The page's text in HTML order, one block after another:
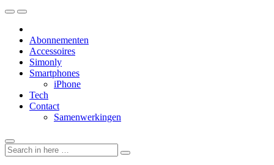
Abonnementen
Accessoires
Simonly
Smartphones
iPhone
Tech
Contact
Samenwerkingen
Search
for:
Search